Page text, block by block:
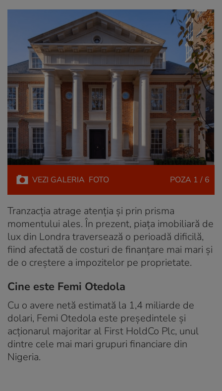
VEZI GALERIA FOTO POZA 1 / 6
Tranzacția atrage atenția și prin prisma
momentului ales. În prezent, piața imobiliară de
lux din Londra traversează o perioadă dificilă,
fiind afectată de costuri de finanțare mai mari și
de o creștere a impozitelor pe proprietate.
Cine este Femi Otedola
Cu o avere netă estimată la 1,4 miliarde de
dolari, Femi Otedola este președintele și
acționarul majoritar al First HoldCo Plc, unul
dintre cele mai mari grupuri financiare din
Nigeria.